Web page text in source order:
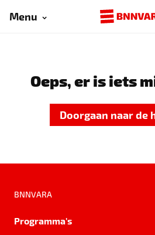
Menu
Oeps, er is iets
Doorgaan naar de
BNNVARA
Programma's